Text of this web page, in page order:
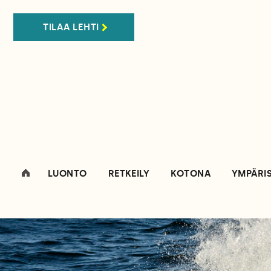
TILAA LEHTI
LUONTO RETKEILY KOTONA